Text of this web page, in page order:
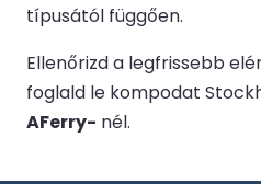
típusától függően.
Ellenőrizd a legfrissebb
foglald le kompodat
AFerry- nél.